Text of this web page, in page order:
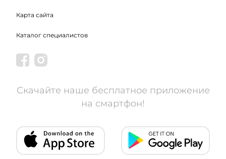
Карта сайта
Каталог специалистов
Скачайте наше бесплатное приложение
на смартфон!